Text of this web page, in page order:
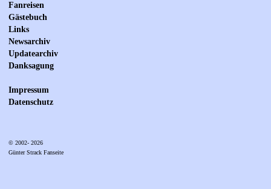
Fanreisen
Gästebuch
Links
Newsarchiv
Updatearchiv
Danksagung
Impressum
Datenschutz
© 2002- 2026
Günter Strack Fanseite